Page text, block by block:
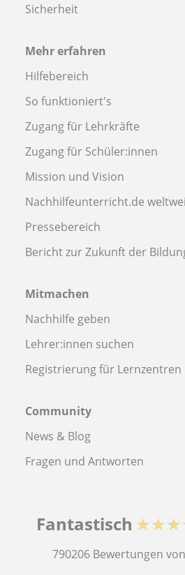
Sicherheit
Mehr erfahren
Hilfebereich
So funktioniert's
Zugang für Lehrkräfte
Zugang für Schüler:innen
Mission und Vision
Nachhilfeunterricht.de
Pressebereich
Bericht zur Zukunft der
Mitmachen
Nachhilfe geben
Lehrer:innen suchen
Registrierung für Lernzentren
Community
News & Blog
Fragen und Antworten
Fantastisch
790206 Bewertungen